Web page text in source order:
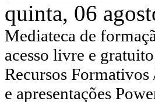
quinta, 06
Mediateca de
acesso livre e
Recursos
e apresentações